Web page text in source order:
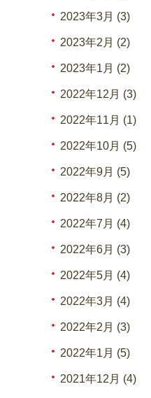
2023年3月 (3)
2023年2月 (2)
2023年1月 (2)
2022年12月 (3)
2022年11月 (1)
2022年10月 (5)
2022年9月 (5)
2022年8月 (2)
2022年7月 (4)
2022年6月 (3)
2022年5月 (4)
2022年3月 (4)
2022年2月 (3)
2022年1月 (5)
2021年12月 (4)